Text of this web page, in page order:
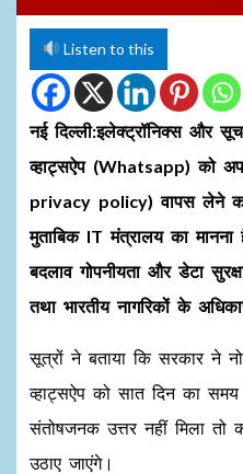
Listen to this
नई दिल्ली:इलेक्ट्रॉनिक्स और
व्हाट्सऐप (Whatsapp) को
privacy policy) वापस लेने
मुताबिक IT मंत्रालय का मानना
बदलाव गोपनीयता और डेटा
तथा भारतीय नागरिकों के
सूत्रों ने बताया कि सरकार ने
व्हाट्सऐप को सात दिन का
संतोषजनक उत्तर नहीं मिला
उठाए जाएंगे।